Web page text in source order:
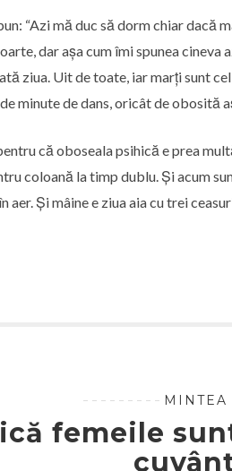
“Azi mă duc să dorm chiar dacă
dar așa cum îmi spunea cineva
ziua. Uit de toate, iar marți sunt
minute de dans, oricât de obosită
că oboseala psihică e prea
coloană la timp dublu. Și acum
aer. Și mâine e ziua aia cu trei
MINTEA
femeile